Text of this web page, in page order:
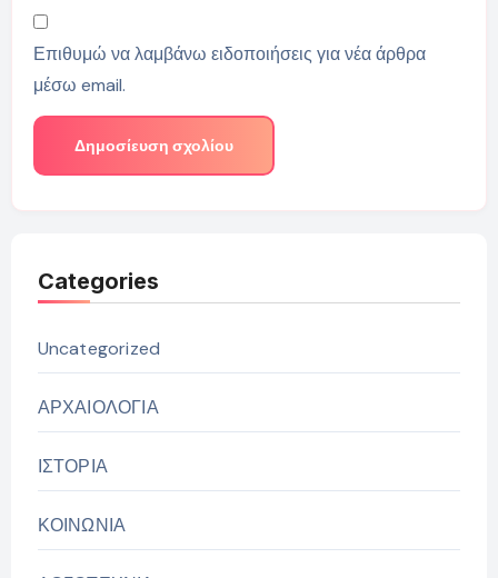
Επιθυμώ να λαμβάνω ειδοποιήσεις για νέα άρθρα
μέσω email.
Categories
Uncategorized
ΑΡΧΑΙΟΛΟΓΙΑ
ΙΣΤΟΡΙΑ
ΚΟΙΝΩΝΙΑ